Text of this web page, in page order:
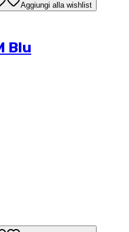
Aggiungi alla wishlist
Blu